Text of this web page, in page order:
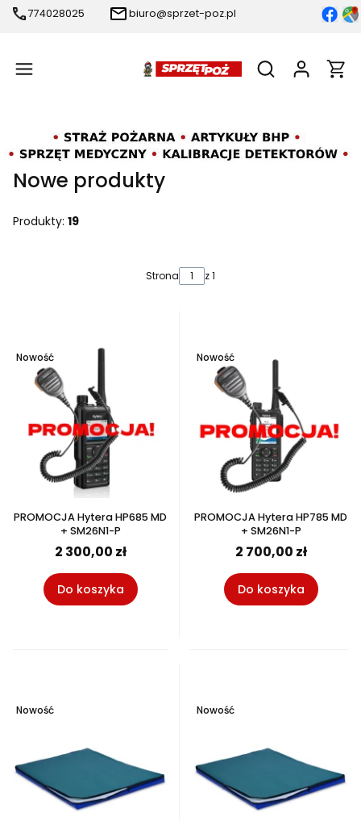
774028025 biuro@sprzet-poz.pl
Otwórz
Nowe produkty
Produkty: 19
Strona z 1
Nowość
PROMOCJA Hytera HP685 MD
+ SM26N1-P
2 300,00 zł
Do koszyka
Nowość
PROMOCJA Hytera HP785 MD
+ SM26N1-P
2 700,00 zł
Do koszyka
Nowość Nowość